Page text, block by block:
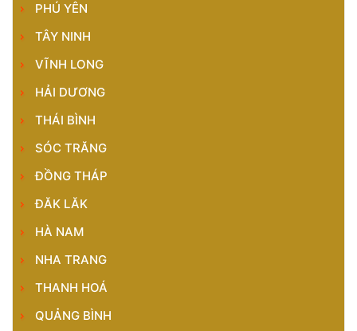
PHÚ YÊN
TÂY NINH
VĨNH LONG
HẢI DƯƠNG
THÁI BÌNH
SÓC TRĂNG
ĐỒNG THÁP
ĐĂK LĂK
HÀ NAM
NHA TRANG
THANH HOÁ
QUẢNG BÌNH